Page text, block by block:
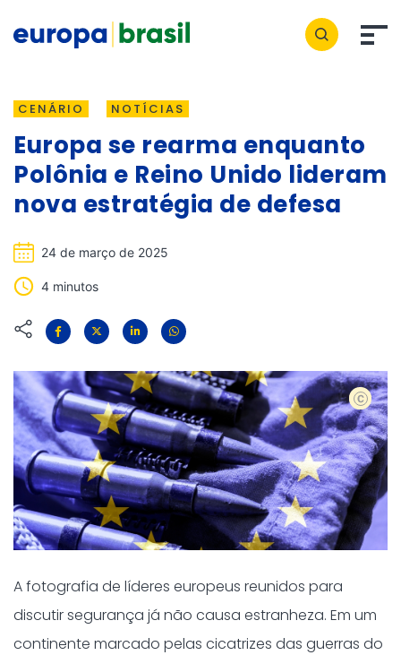
CENÁRIO NOTÍCIAS
Europa se rearma enquanto
Polônia e Reino Unido lideram
nova estratégia de defesa
24 de março de 2025
4 minutos
A fotografia de líderes europeus reunidos para
discutir segurança já não causa estranheza. Em um
continente marcado pelas cicatrizes das guerras do